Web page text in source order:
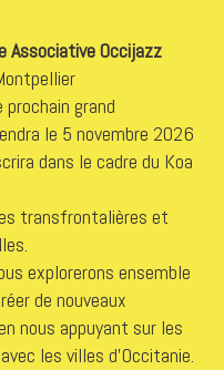
Associative Occijazz
prochain grand
le 5 novembre 2026
dans le cadre du Koa
transfrontalières et
explorerons ensemble
de nouveaux
nous appuyant sur les
les villes d’Occitanie.